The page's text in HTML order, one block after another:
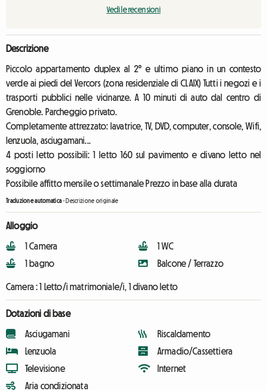
Vedi le recensioni
Descrizione
Piccolo appartamento duplex al 2° e ultimo piano in un contesto
verde ai piedi del Vercors (zona residenziale di CLAIX) Tutti i negozi e i
trasporti pubblici nelle vicinanze. A 10 minuti di auto dal centro di
Grenoble. Parcheggio privato.
Completamente attrezzato: lavatrice, TV, DVD, computer, console, Wifi,
lenzuola, asciugamani...
4 posti letto possibili: 1 letto 160 sul pavimento e divano letto nel
soggiorno
Possibile affitto mensile o settimanale Prezzo in base alla durata
Traduzione automatica-Descrizione originale
Alloggio
1 Camera
1 bagno
1 WC
Balcone / Terrazzo
Camera :1 Letto/i matrimoniale/i, 1 divano letto
Dotazioni di base
Asciugamani
Lenzuola
Televisione
Aria condizionata
Riscaldamento
Armadio/Cassettiera
Internet